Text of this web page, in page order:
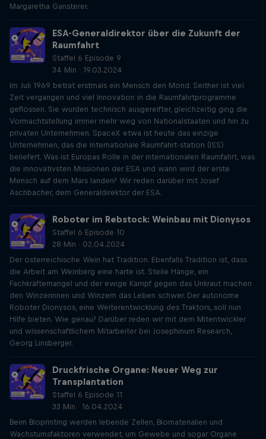
Margaretha Gansterer.
ESA-Generaldirektor über die Zukunft der
Raumfahrt
Staffel 6 Episode 9
34 Min · 19.03.2024
Im Juli 1969 betrat erstmals ein Mensch den Mond. Seither ist viel
Zeit vergangen und viel Innovation in die Raumfahrtprogramme
geflossen. Sie wurden technisch ausgereifter, gleichzeitig ging die
Vormachtstellung immer mehr weg von Nationalstaaten und hin zu
privaten Unternehmen. SpaceX etwa ist heute das einzige
Unternehmen, das die Internationale Raumfahrt-station (ISS)
beliefert. Was ist Europas Rolle in der internationalen Raumfahrt, was
die innovativsten Missionen der ESA und wann wird der erste
Mensch auf dem Mars landen? Wir reden darüber mit Josef
Aschbacher, dem Generaldirektor der ESA.
Roboter im Rebstock: Weinbau mit Dionysos
Staffel 6 Episode 10
28 Min · 02.04.2024
Der österreichische Wein hat Tradition. Ebenfalls Tradition ist, dass
die Arbeit am Weinberg eine harte ist. Steile Hänge, ein
Fachkräftemangel und der ewige Kampf gegen das Unkraut machen
den Winzerinnen und Winzern das Leben schwer. Der autonome
Roboter Dionysos, eine Weiterentwicklung des Traktors, soll nun
Hilfe bieten. Wie genau? Darüber reden wir mit dem Mitentwickler
und wissenschaftlichem Mitarbeiter bei Josephinum Research,
Georg Linsberger.
Druckfrische Organe: Neuer Weg zur
Transplantation
Staffel 6 Episode 11
33 Min · 16.04.2024
Beim Bioprinting werden lebende Zellen, Biomaterialien und
Wachstumsfaktoren verwendet, um Gewebe und sogar Organe